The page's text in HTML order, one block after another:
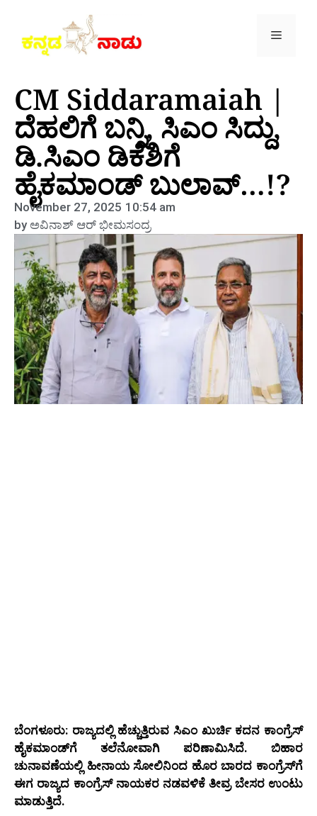
CM Siddaramaiah |
ದೆಹಲಿಗೆ ಬನ್ನಿ, ಸಿಎಂ ಸಿದ್ದು,
ಡಿ.ಸಿಎಂ ಡಿಕೆಶಿಗೆ
ಹೈಕಮಾಂಡ್‌ ಬುಲಾವ್‌…!?
November 27, 2025 10:54 am
byಅವಿನಾಶ್‌ ಆರ್‌ ಭೀಮಸಂದ್ರ
ಬೆಂಗಳೂರು: ರಾಜ್ಯದಲ್ಲಿ ಹೆಚ್ಚುತ್ತಿರುವ ಸಿಎಂ ಖುರ್ಚಿ ಕದನ ಕಾಂಗ್ರೆಸ್‌
ಹೈಕಮಾಂಡ್‌ಗೆ ತಲೆನೋವಾಗಿ ಪರಿಣಾಮಿಸಿದೆ. ಬಿಹಾರ
ಚುನಾವಣೆಯಲ್ಲಿ ಹೀನಾಯ ಸೋಲಿನಿಂದ ಹೊರ ಬಾರದ ಕಾಂಗ್ರೆಸ್‌ಗೆ
ಈಗ ರಾಜ್ಯದ ಕಾಂಗ್ರೆಸ್‌ ನಾಯಕರ ನಡವಳಿಕೆ ತೀವ್ರ ಬೇಸರ ಉಂಟು
ಮಾಡುತ್ತಿದೆ.